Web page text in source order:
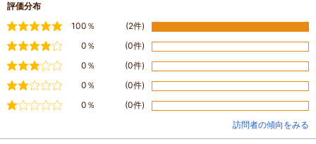
評価分布
満足
100％ (2件)
やや満足
0％ (0件)
普通0％ (0件)
やや不満
0％ (0件)
不満0％
(0件)
訪問者の傾向をみる